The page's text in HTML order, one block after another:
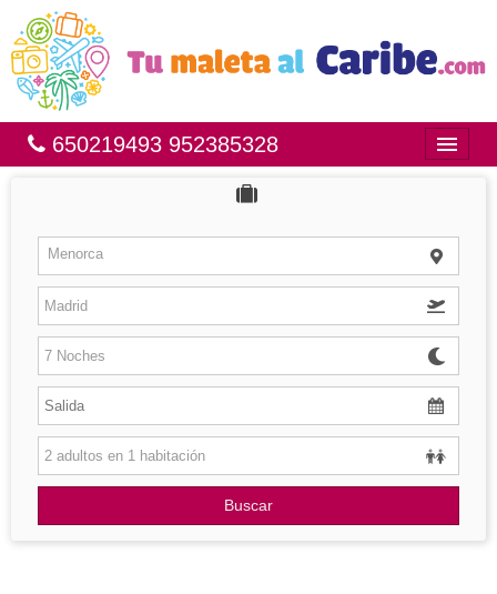
650219493 952385328
Bahía Príncipe
México
República Dominicana
Brasil
Islas
Hoteles
Menorca
Buscar